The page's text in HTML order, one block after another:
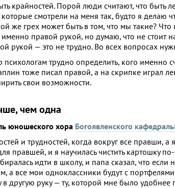
крайностей. Порой люди считают, что быть
смотрели на меня так, будто я делаю
же грех может быть в том, что мы такие?
правой рукой, но думаю, что не стоит
рукой — это не трудно. Во всех вопросах
трудно определить, кого именно
тоже писал правой, а на скрипке играл
свои возможности.
чем одна
юношеского хора Богоявленского
и трудностей, когда вокруг все правши,
правшей, и я научилась чистить картошку
идти в школу, и папа сказал, что
а все мои одноклассники будут с
в другую руку — ту, которой мне было удобнее